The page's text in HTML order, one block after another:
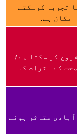
تجربہ کرسکتے
ہے.
کر سکتا ہے؛
کے اثرات کا
متاثر ہونے